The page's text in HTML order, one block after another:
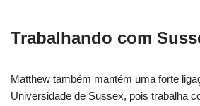
Trabalhando com
Matthew também mantém uma forte
Universidade de Sussex, pois trabalha